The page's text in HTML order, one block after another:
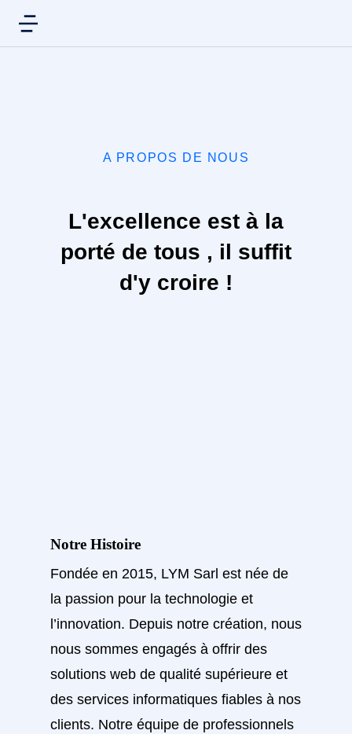
A PROPOS DE NOUS
L'excellence est à la
porté de tous , il suffit
d'y croire !
Notre Histoire
Fondée en 2015, LYM Sarl est née de
la passion pour la technologie et
l’innovation. Depuis notre création, nous
nous sommes engagés à offrir des
solutions web de qualité supérieure et
des services informatiques fiables à nos
clients. Notre équipe de professionnels